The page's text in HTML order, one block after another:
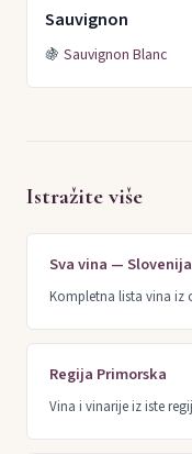
Sauvignon
🍇 Sauvignon Blanc
Istražite više
Sva vina — Slovenija
Kompletna lista vina iz
Regija Primorska
Vina i vinarije iz iste